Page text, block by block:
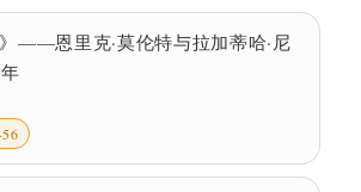
——恩里克·莫伦特与拉加蒂哈·尼